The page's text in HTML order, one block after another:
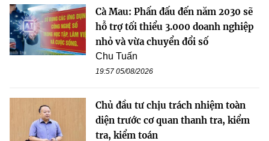
Cà Mau: Phấn đấu đến năm 2030 sẽ
hỗ trợ tối thiểu 3.000 doanh nghiệp
nhỏ và vừa chuyển đổi số
Chu Tuấn
19:57 05/08/2026
Chủ đầu tư chịu trách nhiệm toàn
diện trước cơ quan thanh tra, kiểm
tra, kiểm toán